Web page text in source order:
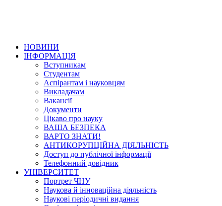
НОВИНИ
ІНФОРМАЦІЯ
Вступникам
Студентам
Аспірантам і науковцям
Викладачам
Вакансії
Документи
Цікаво про науку
ВАША БЕЗПЕКА
ВАРТО ЗНАТИ!
АНТИКОРУПЦІЙНА ДІЯЛЬНІСТЬ
Доступ до публічної інформації
Телефонний довідник
УНІВЕРСИТЕТ
Портрет ЧНУ
Наукова й інноваційна діяльність
Наукові періодичні видання